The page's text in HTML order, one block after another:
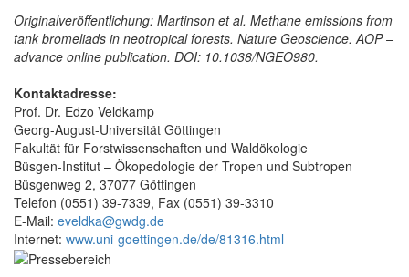
Originalveröffentlichung: Martinson et al. Methane emissions from
tank bromeliads in neotropical forests. Nature Geoscience. AOP –
advance online publication. DOI: 10.1038/NGEO980.
Kontaktadresse:
Prof. Dr. Edzo Veldkamp
Georg-August-Universität Göttingen
Fakultät für Forstwissenschaften und Waldökologie
Büsgen-Institut – Ökopedologie der Tropen und Subtropen
Büsgenweg 2, 37077 Göttingen
Telefon (0551) 39-7339, Fax (0551) 39-3310
E-Mail: eveldka@gwdg.de
Internet: www.uni-goettingen.de/de/81316.html